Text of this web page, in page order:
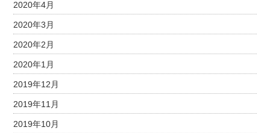
2020年4月
2020年3月
2020年2月
2020年1月
2019年12月
2019年11月
2019年10月